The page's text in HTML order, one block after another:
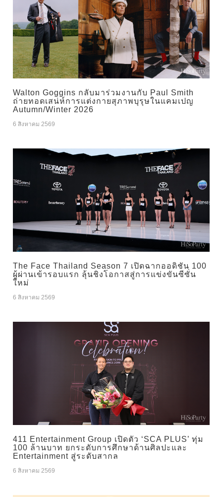
Walton Goggins กลับมาร่วมงานกับ Paul Smith
ถ่ายทอดเสน่ห์การแต่งกายสุภาพบุรุษในแคมเปญ
Autumn/Winter 2026
6 สิงหาคม 2569
The Face Thailand Season 7 เปิดฉากออดิชัน 100
ผู้ผ่านเข้ารอบแรก ลุ้นชิงโอกาสสู่การแข่งขันซีซั่น
ใหม่
6 สิงหาคม 2569
411 Entertainment Group เปิดตัว ‘SCA PLUS’ ทุ่ม
100 ล้านบาท ยกระดับการศึกษาด้านศิลปะและ
Entertainment สู่ระดับสากล
6 สิงหาคม 2569